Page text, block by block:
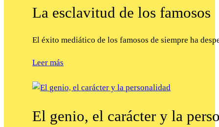
La esclavitud de los famosos
El éxito mediático de los famosos de siempre ha
Leer más
El genio, el carácter y la